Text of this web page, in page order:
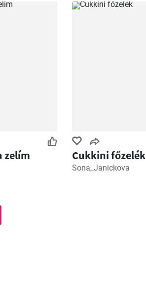
zelím Cukkini főzelék
Sona_Janickova